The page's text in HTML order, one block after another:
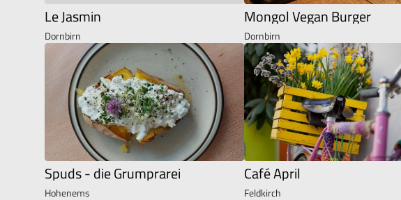
Le Jasmin
Dornbirn
Mongol Vegan Burger
Dornbirn
Spuds - die Grumprarei
Hohenems
Café April
Feldkirch